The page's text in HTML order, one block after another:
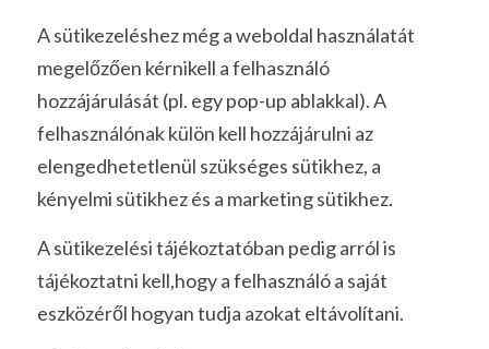
A sütikezeléshez még a weboldal használatát
megelőzően kérnikell a felhasználó
hozzájárulását (pl. egy pop-up ablakkal). A
felhasználónak külön kell hozzájárulni az
elengedhetetlenül szükséges sütikhez, a
kényelmi sütikhez és a marketing sütikhez.
A sütikezelési tájékoztatóban pedig arról is
tájékoztatni kell,hogy a felhasználó a saját
eszközéről hogyan tudja azokat eltávolítani.